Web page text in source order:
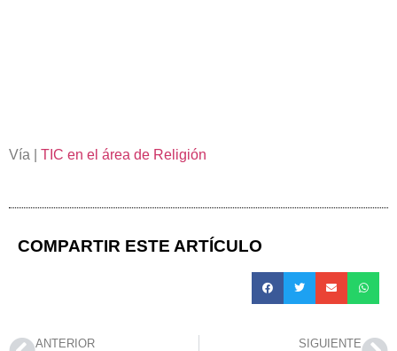
Vía | TIC en el área de Religión
COMPARTIR ESTE ARTÍCULO
ANTERIOR
SIGUIENTE